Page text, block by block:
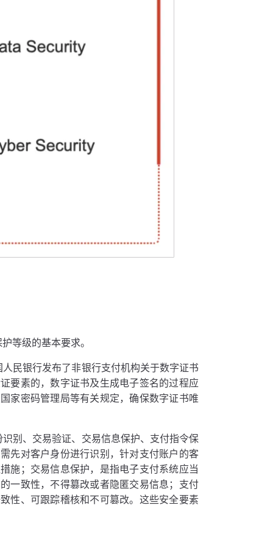
等级的基本要求。
民银行发布了非银行支付机构关于数字证书
要素的，数字证书及生成电子签名的过程应
家密码管理局等有关规定，确保数字证书唯
别、交易验证、交易信息保护、支付指令保
先对客户身份进行识别，针对支付账户的客
施；交易信息保护，是指电子支付系统应当
一致性，不得篡改或者隐匿交易信息；支付
性、可跟踪稽核和不可篡改。这些安全要素